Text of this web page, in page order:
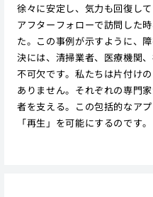
徐々に安定し、気力も回復し
アフターフォローで訪問した
た。この事例が示すように、
決には、清掃業者、医療機関
不可欠です。私たちは片付け
ありません。それぞれの専門
者を支える。この包括的なア
「再生」を可能にするのです。